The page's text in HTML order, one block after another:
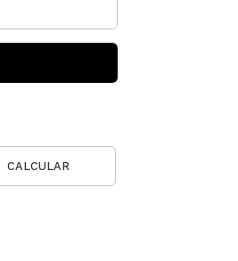
CALCULAR